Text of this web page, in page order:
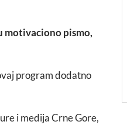
motivaciono pismo,
program dodatno
i medija Crne Gore,